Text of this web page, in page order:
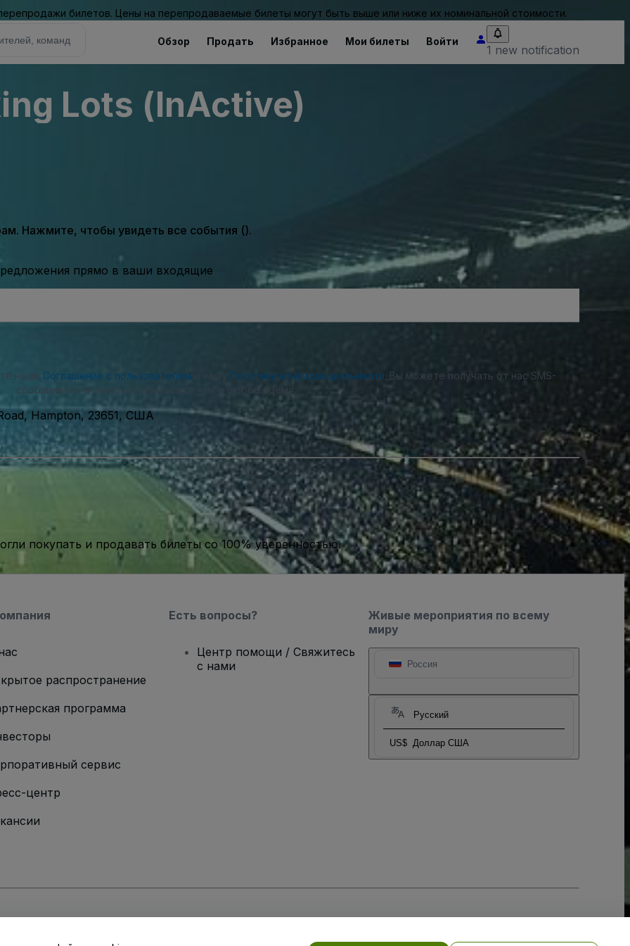
билетов. Цены на перепродаваемые билеты могут быть выше или ниже их номинальной стоимости.
Обзор Продать Избранное Мои билеты Войти
1 new notification
Lots (InActive)
Нажмите, чтобы увидеть все события ().
прямо в ваши входящие
наше Соглашение с пользователем Политику конфиденциальности . Вы можете получать от нас SMS-
сообщения и можете отказаться от них в любое время.
Hampton, 23651, США
покупать и продавать билеты со 100% уверенностью.
Живые мероприятия по всему
миру
Россия
Русский
US$ Доллар США
распространение
программа
сервис
центр
Есть вопросы?
Центр помощи / Свяжитесь
с нами